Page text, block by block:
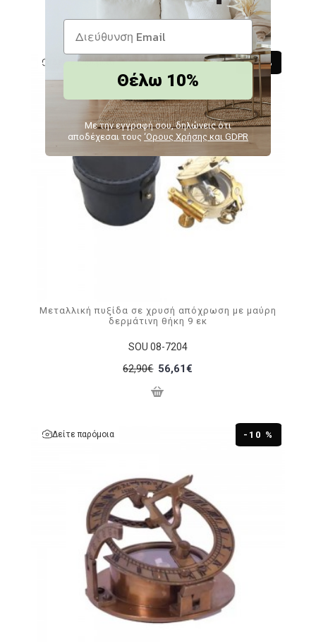
-10 %
Δείτε παρόμοια
SOU 08-7204
Μεταλλική πυξίδα σε χρυσή απόχρωση με μαύρη
δερμάτινη θήκη 9 εκ
62,90€ 56,61€
-10 %
Δείτε παρόμοια
Θέλω 10%
Με την εγγραφή σου, δηλώνεις ότι
αποδέχεσαι τους ‘Ορους Χρήσης και GDPR